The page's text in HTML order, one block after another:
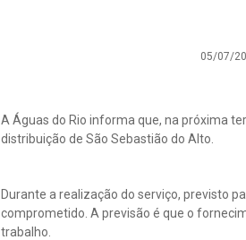
05/07/
A Águas do Rio informa que, na próxima
distribuição de São Sebastião do Alto.
Durante a realização do serviço, previsto
comprometido. A previsão é que o
trabalho.